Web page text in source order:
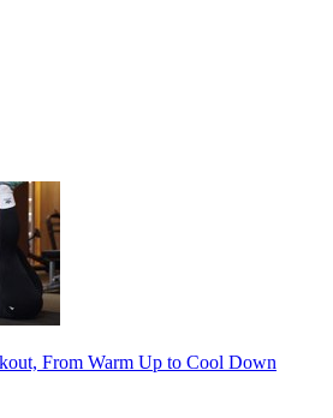
From Warm Up to Cool Down